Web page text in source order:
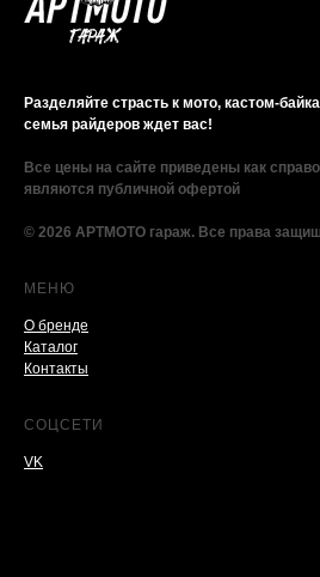
Разделяйте страсть к мото, кастом-
семья райдеров ждет вас!
Все цены на сайте приведены как
являются публичной офертой
© 2026 АРТМОТО гараж. Все права
МЕНЮ
О бренде
Каталог
Контакты
СОЦСЕТИ
VK